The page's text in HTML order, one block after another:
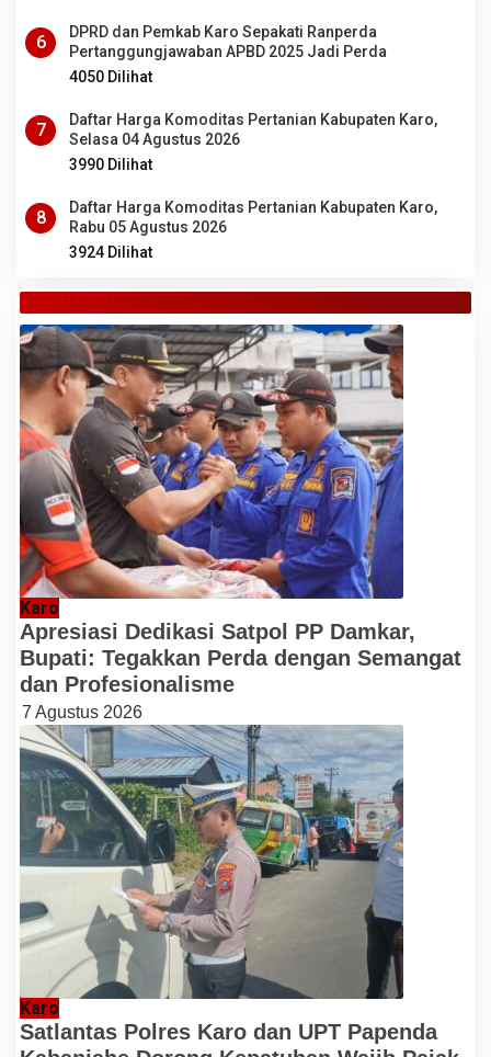
6
DPRD dan Pemkab Karo Sepakati Ranperda
Pertanggungjawaban APBD 2025 Jadi Perda
4050 Dilihat
7
Daftar Harga Komoditas Pertanian Kabupaten Karo,
Selasa 04 Agustus 2026
3990 Dilihat
8
Daftar Harga Komoditas Pertanian Kabupaten Karo,
Rabu 05 Agustus 2026
3924 Dilihat
TANAH KARO
Karo
Apresiasi Dedikasi Satpol PP Damkar,
Bupati: Tegakkan Perda dengan Semangat
dan Profesionalisme
7 Agustus 2026
Karo
Satlantas Polres Karo dan UPT Papenda